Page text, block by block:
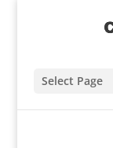
Select Page